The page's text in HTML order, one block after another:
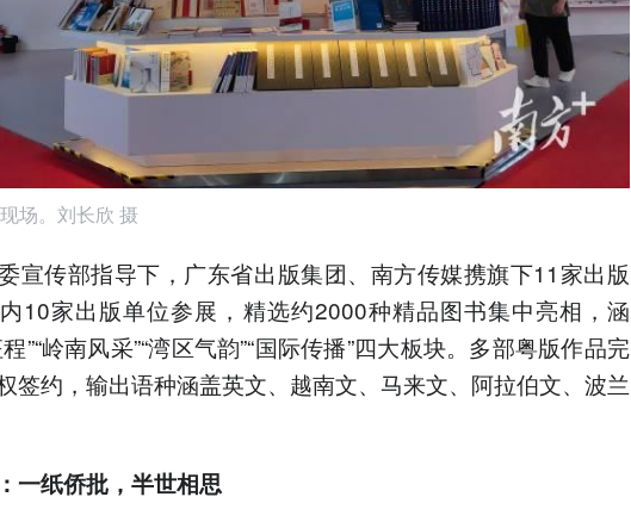
场。刘长欣 摄
宣传部指导下，广东省出版集团、南方传媒携旗下11家出版
10家出版单位参展，精选约2000种精品图书集中亮相，涵
”“岭南风采”“湾区气韵”“国际传播”四大板块。多部粤版作品完
签约，输出语种涵盖英文、越南文、马来文、阿拉伯文、波兰
一纸侨批，半世相思